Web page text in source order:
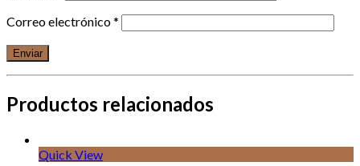
Correo electrónico*
Productos relacionados
Quick View